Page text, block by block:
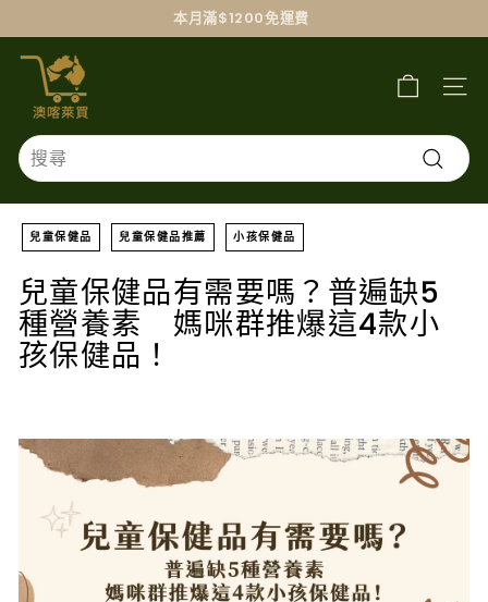
本月滿$1200免運費
澳
喀
萊
買
Search
搜
尋
兒童保健品 兒童保健品推薦 小孩保健品
兒童保健品有需要嗎？普遍缺5
種營養素 媽咪群推爆這4款小
孩保健品！